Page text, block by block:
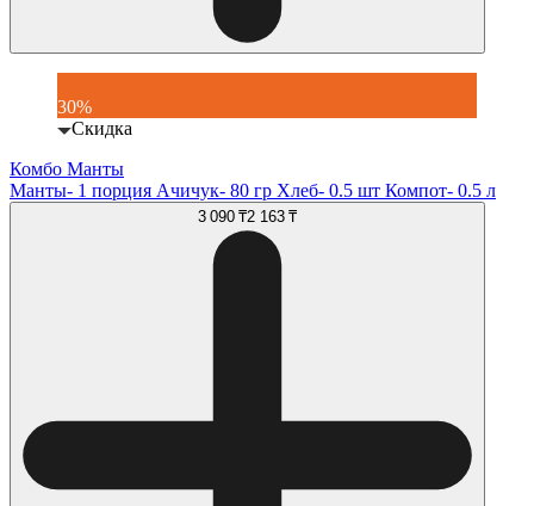
30%
Скидка
Комбо Манты
Манты- 1 порция Ачичук- 80 гр Хлеб- 0.5 шт Компот- 0.5 л
3 090 ₸2 163 ₸